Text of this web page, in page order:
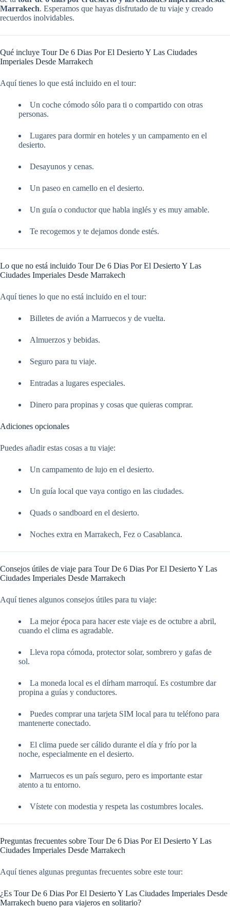
Marrakech. Esperamos que hayas disfrutado de tu viaje y creado
recuerdos inolvidables.
Qué incluye Tour De 6 Dias Por El Desierto Y Las Ciudades
Imperiales Desde Marrakech
Aquí tienes lo que está incluido en el tour:
Un coche cómodo sólo para ti o compartido con otras
personas.
Lugares para dormir en hoteles y un campamento en el
desierto.
Desayunos y cenas.
Un paseo en camello en el desierto.
Un guía o conductor que habla inglés y es muy amable.
Te recogemos y te dejamos donde estés.
Lo que no está incluido Tour De 6 Dias Por El Desierto Y Las
Ciudades Imperiales Desde Marrakech
Aquí tienes lo que no está incluido en el tour:
Billetes de avión a Marruecos y de vuelta.
Almuerzos y bebidas.
Seguro para tu viaje.
Entradas a lugares especiales.
Dinero para propinas y cosas que quieras comprar.
Adiciones opcionales
Puedes añadir estas cosas a tu viaje:
Un campamento de lujo en el desierto.
Un guía local que vaya contigo en las ciudades.
Quads o sandboard en el desierto.
Noches extra en Marrakech, Fez o Casablanca.
Consejos útiles de viaje para Tour De 6 Dias Por El Desierto Y Las
Ciudades Imperiales Desde Marrakech
Aquí tienes algunos consejos útiles para tu viaje:
La mejor época para hacer este viaje es de octubre a abril,
cuando el clima es agradable.
Lleva ropa cómoda, protector solar, sombrero y gafas de
sol.
La moneda local es el dírham marroquí. Es costumbre dar
propina a guías y conductores.
Puedes comprar una tarjeta SIM local para tu teléfono para
mantenerte conectado.
El clima puede ser cálido durante el día y frío por la
noche, especialmente en el desierto.
Marruecos es un país seguro, pero es importante estar
atento a tu entorno.
Vístete con modestia y respeta las costumbres locales.
Preguntas frecuentes sobre Tour De 6 Dias Por El Desierto Y Las
Ciudades Imperiales Desde Marrakech
Aquí tienes algunas preguntas frecuentes sobre este tour:
¿Es Tour De 6 Dias Por El Desierto Y Las Ciudades Imperiales Desde
Marrakech bueno para viajeros en solitario?